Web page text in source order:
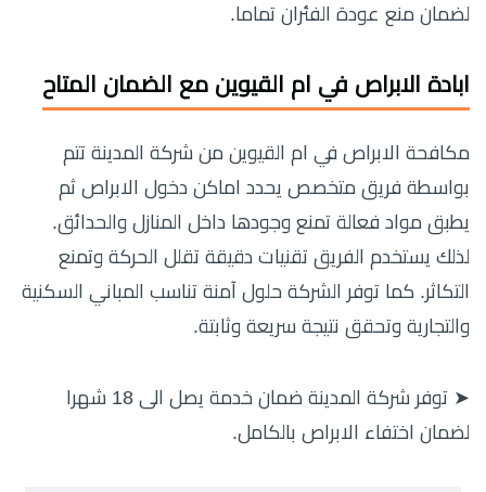
لضمان منع عودة الفئران تماما.
ابادة الابراص في ام القيوين مع الضمان المتاح
مكافحة الابراص في ام القيوين من شركة المدينة تتم
بواسطة فريق متخصص يحدد اماكن دخول الابراص ثم
يطبق مواد فعالة تمنع وجودها داخل المنازل والحدائق.
لذلك يستخدم الفريق تقنيات دقيقة تقلل الحركة وتمنع
التكاثر. كما توفر الشركة حلول آمنة تناسب المباني السكنية
والتجارية وتحقق نتيجة سريعة وثابتة.
➤ توفر شركة المدينة ضمان خدمة يصل الى 18 شهرا
لضمان اختفاء الابراص بالكامل.